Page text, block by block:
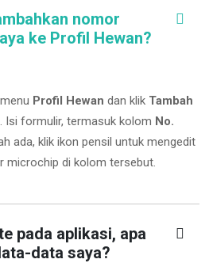
nomor
ke Profil Hewan?
Profil Hewan dan klik Tambah
Isi formulir, termasuk kolom No.
ada, klik ikon pensil untuk mengedit
microchip di kolom tersebut.
pada aplikasi, apa
data saya?